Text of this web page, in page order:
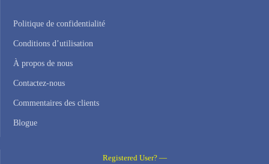
Politique de confidentialité
Conditions d’utilisation
À propos de nous
Contactez-nous
Commentaires des clients
Blogue
Registered User? —